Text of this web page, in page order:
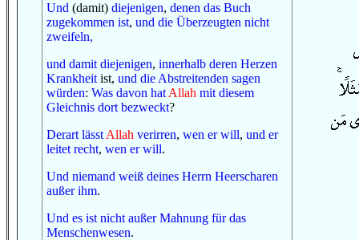
Und (damit) diejenigen, denen das Buch
zugekommen ist, und die Überzeugten nicht
zweifeln,
und damit diejenigen, innerhalb deren Herzen
Krankheit ist, und die Abstreitenden sagen
würden: Was davon hat Allah mit diesem
Gleichnis dort bezweckt?
Derart lässt Allah verirren, wen er will, und er
leitet recht, wen er will.
Und niemand weiß deines Herrn Heerscharen
außer ihm.
Und es ist nicht außer Mahnung fürdas
Menschenwesen.